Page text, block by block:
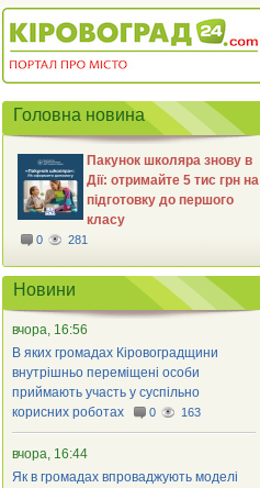
Головна новина
Пакунок школяра знову в
Дії: отримайте 5 тис грн на
підготовку до першого
класу
0 281
Новини
вчора, 16:56
В яких громадах Кіровоградщини
внутрішньо переміщені особи
приймають участь у суспільно
корисних роботах
0 163
вчора, 16:44
Як в громадах впроваджують моделі